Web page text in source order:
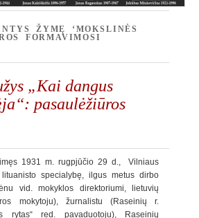
ŽYMĘ ‘MOKSLINĖS
FORMAVIMOSI
„Kai dangus
pasaulėžiūros
1931 m. rugpjūčio 29 d., Vilniaus
specialybę, ilgus metus dirbo
vid. mokyklos direktoriumi, lietuvių
mokytoju), žurnalistu (Raseinių r.
rytas“ red. pavaduotoju), Raseinių